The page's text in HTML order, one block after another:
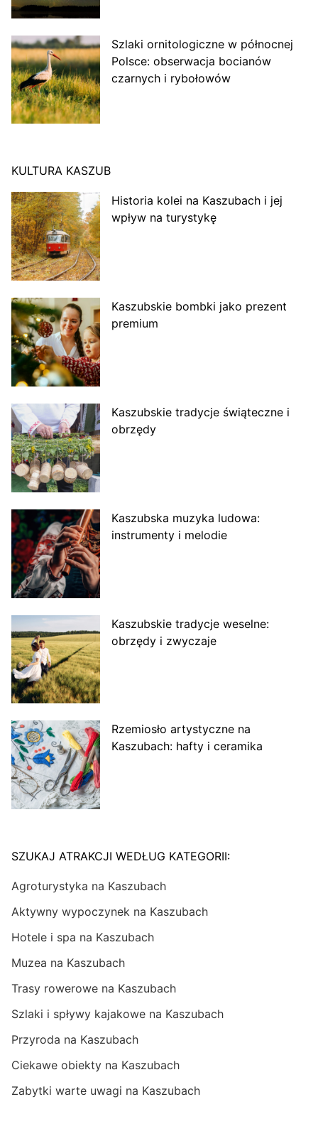
Szlaki ornitologiczne w północnej
Polsce: obserwacja bocianów
czarnych i rybołowów
KULTURA KASZUB
Historia kolei na Kaszubach i jej
wpływ na turystykę
Kaszubskie bombki jako prezent
premium
Kaszubskie tradycje świąteczne i
obrzędy
Kaszubska muzyka ludowa:
instrumenty i melodie
Kaszubskie tradycje weselne:
obrzędy i zwyczaje
Rzemiosło artystyczne na
Kaszubach: hafty i ceramika
SZUKAJ ATRAKCJI WEDŁUG KATEGORII:
Agroturystyka na Kaszubach
Aktywny wypoczynek na Kaszubach
Hotele i spa na Kaszubach
Muzea na Kaszubach
Trasy rowerowe na Kaszubach
Szlaki i spływy kajakowe na Kaszubach
Przyroda na Kaszubach
Ciekawe obiekty na Kaszubach
Zabytki warte uwagi na Kaszubach